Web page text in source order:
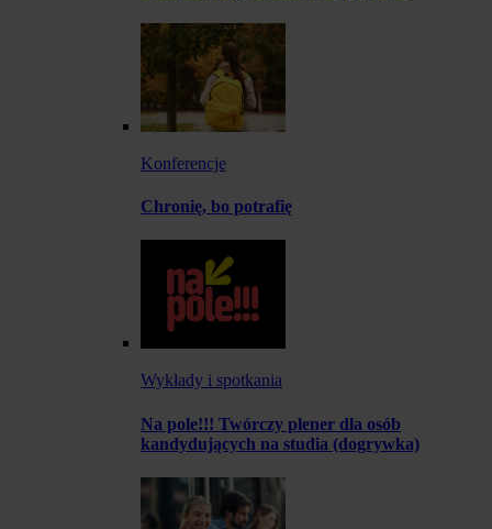
Konferencje
Chronię, bo potrafię
Wykłady i spotkania
Na pole!!! Twórczy plener dla osób
kandydujących na studia (dogrywka)